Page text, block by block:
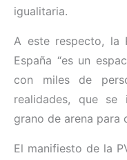
igualitaria.
A este respecto, la
España “es un
con miles de
realidades, que
grano de arena para
El manifiesto de la